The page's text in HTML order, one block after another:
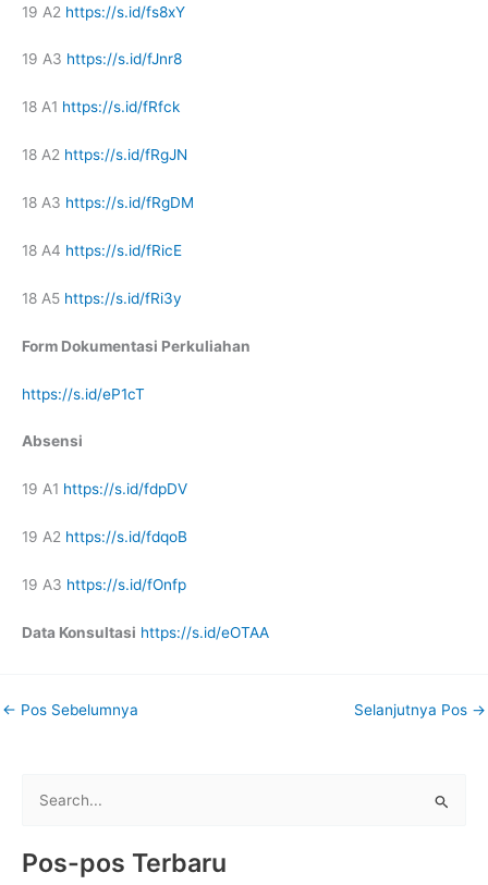
19 A2 https://s.id/fs8xY
19 A3 https://s.id/fJnr8
18 A1 https://s.id/fRfck
18 A2 https://s.id/fRgJN
18 A3 https://s.id/fRgDM
18 A4 https://s.id/fRicE
18 A5 https://s.id/fRi3y
Form Dokumentasi Perkuliahan
https://s.id/eP1cT
Absensi
19 A1 https://s.id/fdpDV
19 A2 https://s.id/fdqoB
19 A3 https://s.id/fOnfp
Data Konsultasi https://s.id/eOTAA
← Pos Sebelumnya Selanjutnya Pos →
iPos-pos Terbaru